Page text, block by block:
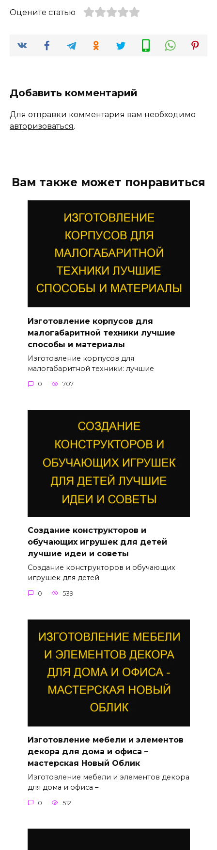
Оцените статью
Добавить комментарий
Для отправки комментария вам необходимо
авторизоваться.
Вам также может понравиться
Изготовление корпусов для
малогабаритной техники лучшие
способы и материалы
Изготовление корпусов для
малогабаритной техники: лучшие
0 707
Создание конструкторов и
обучающих игрушек для детей
лучшие идеи и советы
Создание конструкторов и обучающих
игрушек для детей
0 539
Изготовление мебели и элементов
декора для дома и офиса –
мастерская Новый Облик
Изготовление мебели и элементов декора
для дома и офиса –
0 512